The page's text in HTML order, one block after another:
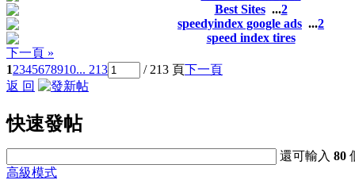
Best Sites ...2
speedyindex google ads ...2
speed index tires
下一頁 »
12345678910... 213 / 213 頁下一頁
返 回
快速發帖
還可輸入80
高級模式